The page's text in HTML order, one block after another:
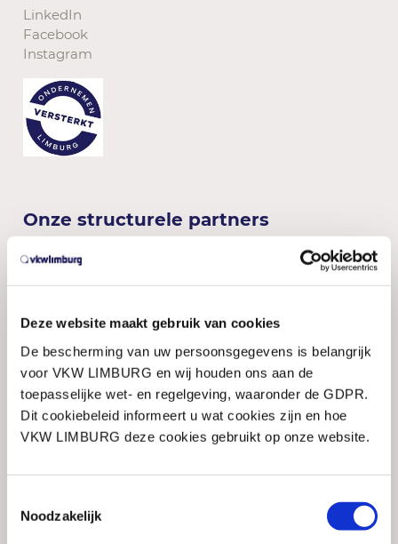
Deze website maakt gebruik van cookies
De bescherming van uw persoonsgegevens is belangrijk
voor VKW LIMBURG en wij houden ons aan de
toepasselijke wet- en regelgeving, waaronder de GDPR.
Dit cookiebeleid informeert u wat cookies zijn en hoe
VKW LIMBURG deze cookies gebruikt op onze website.
Noodzakelijk
LinkedIn
Facebook
Instagram
Onze structurele partners